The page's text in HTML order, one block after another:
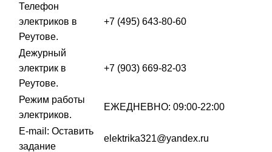
БАЛАШИХА
Телефон
электриков в
Реутове.
+7 (495) 643-80-60
Дежурный
электрик в
Реутове.
+7 (903) 669-82-03
Режим работы
электриков.
ЕЖЕДНЕВНО: 09:00-22:00
Е-mail: Оставить
задание
elektrika321@yandex.ru